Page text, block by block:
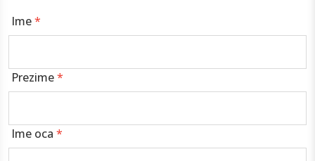
Ime*
Prezime*
Ime oca *